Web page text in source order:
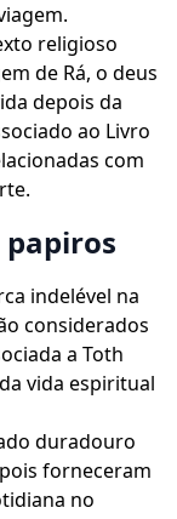
religioso
de Rá, o deus
depois da
ao Livro
com
papiros
indelével na
considerados
a Toth
vida espiritual
duradouro
forneceram
no